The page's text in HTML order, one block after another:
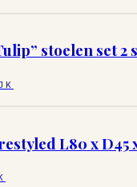
stoelen set 2
L80 x D45